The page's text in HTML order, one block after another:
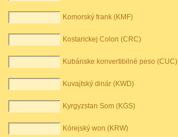
Komorský frank (KMF)
Kostarickej Colon (CRC)
Kubánske konvertibilné peso (CUC)
Kuvajtský dinár (KWD)
Kyrgyzstan Som (KGS)
Kórejský won (KRW)